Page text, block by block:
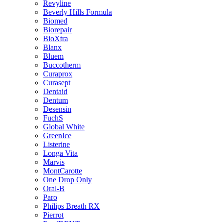
Revyline
Beverly Hills Formula
Biomed
Biorepair
BioXtra
Blanx
Bluem
Buccotherm
Curaprox
Curasept
Dentaid
Dentum
Desensin
FuchS
Global White
GreenIce
Listerine
Longa Vita
Marvis
MontCarotte
One Drop Only
Oral-B
Paro
Philips Breath RX
Pierrot